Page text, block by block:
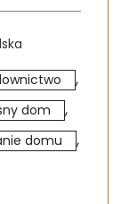
,
dom ,
domu ,